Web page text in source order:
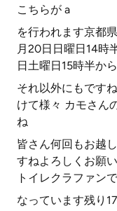
こちらが a
を行われます京都
月20日日曜日14時
日土曜日15時半か
それ以外にもです
けて様々 カモさん
ね
皆さん何回もお越
すねよろしくお願
トイレクラファン
なっています残り